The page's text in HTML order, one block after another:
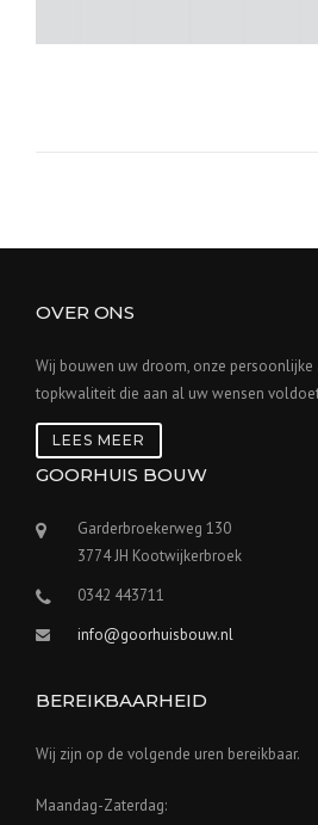
OVER ONS
Wij bouwen uw droom, onze persoonlijke
topkwaliteit die aan al uw wensen
LEES MEER
GOORHUIS BOUW
Garderbroekerweg 130
3774 JH Kootwijkerbroek
0342 443711
info@goorhuisbouw.nl
BEREIKBAARHEID
Wij zijn op de volgende uren bereikbaar.
Maandag-Zaterdag: